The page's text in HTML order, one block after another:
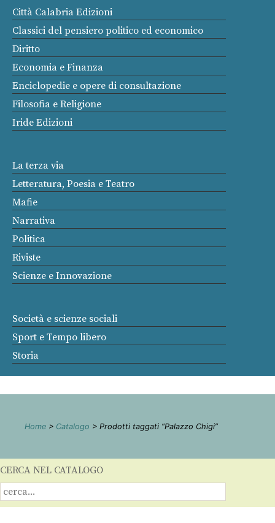
Città Calabria Edizioni
Classici del pensiero politico ed economico
Diritto
Economia e Finanza
Enciclopedie e opere di consultazione
Filosofia e Religione
Iride Edizioni
La terza via
Letteratura, Poesia e Teatro
Mafie
Narrativa
Politica
Riviste
Scienze e Innovazione
Società e scienze sociali
Sport e Tempo libero
Storia
Home > Catalogo > Prodotti taggati “Palazzo Chigi”
CERCA NEL CATALOGO